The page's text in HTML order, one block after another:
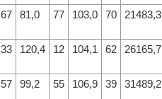
67 81,0 77 103,0 70 21483,3
33 120,4 12 104,1 62 26165,7
57 99,2 55 106,9 39 31489,2